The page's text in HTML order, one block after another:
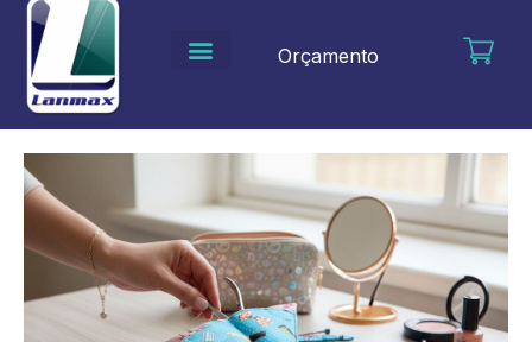
para
conteúdo
Orçamento